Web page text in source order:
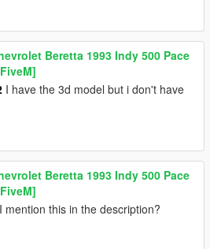
Beretta 1993 Indy 500 Pace
I have the 3d model but i don't have
Beretta 1993 Indy 500 Pace
mention this in the description?